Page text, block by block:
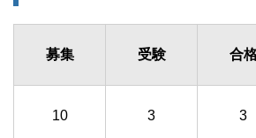
募集 受験 合
10 3 3